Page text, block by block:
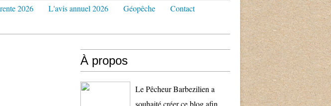
2026 L'avis annuel 2026 Géopêche
Contact
À propos
Le Pêcheur Barbezilien a
souhaité créer ce blog afin